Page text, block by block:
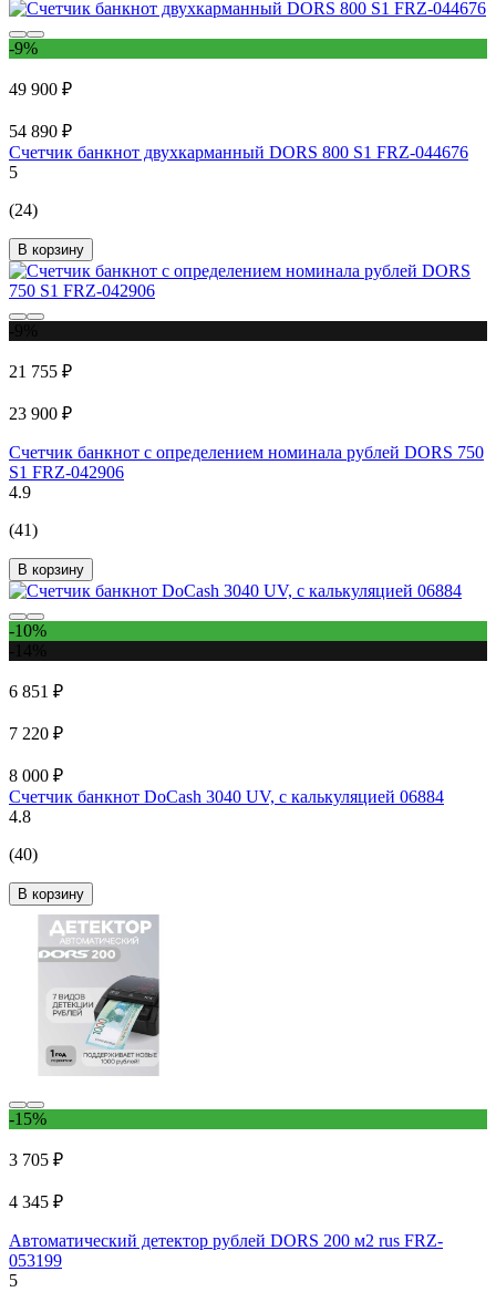
-9%
49 900 ₽
54 890 ₽
Счетчик банкнот двухкарманный DORS 800 S1 FRZ-044676
5
(24)
В корзину
21 755 ₽
23 900 ₽
Счетчик банкнот с определением номинала рублей DORS 750
S1 FRZ-042906
4.9
(41)
В корзину
-10%
6 851 ₽
7 220 ₽
8 000 ₽
Счетчик банкнот DoCash 3040 UV, с калькуляцией 06884
4.8
(40)
В корзину
-15%
3 705 ₽
4 345 ₽
Автоматический детектор рублей DORS 200 м2 rus FRZ-
053199
5